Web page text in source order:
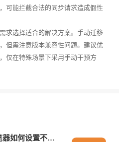
可能拦截合法的同步请求造成假性
求选择适合的解决方案。手动迁移
但需注意版本兼容性问题。建议优
仅在特殊场景下采用手动干预方
chrome浏览器如何设置不同的用户配置文件